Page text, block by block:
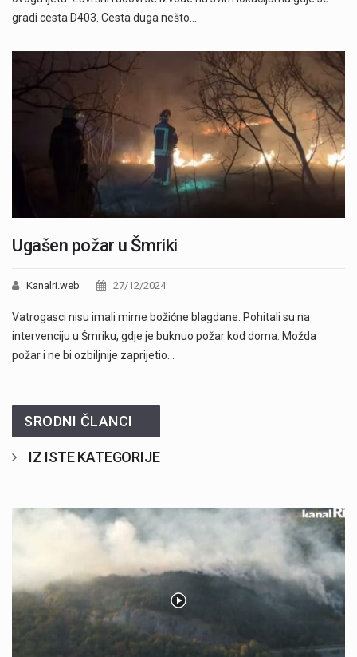
gradi cesta D403. Cesta duga nešto…
Ugašen požar u Šmriki
Kanalri.web 27/12/2024
Vatrogasci nisu imali mirne božićne blagdane. Pohitali su na
intervenciju u Šmriku, gdje je buknuo požar kod doma. Možda
požar i ne bi ozbiljnije zaprijetio…
SRODNI ČLANCI
IZ ISTE KATEGORIJE